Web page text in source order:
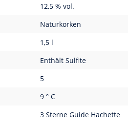
12,5 % vol.
Naturkorken
1,5 l
Enthält Sulfite
5
9 ° C
3 Sterne Guide Hachette